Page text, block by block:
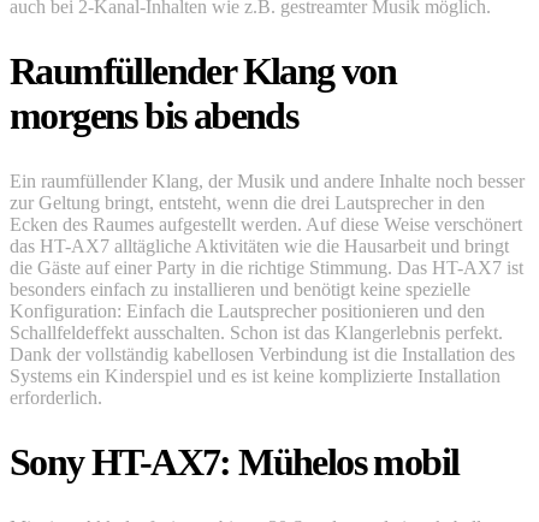
auch bei 2-Kanal-Inhalten wie z.B. gestreamter Musik möglich.
Raumfüllender Klang von
morgens bis abends
Ein raumfüllender Klang, der Musik und andere Inhalte noch besser
zur Geltung bringt, entsteht, wenn die drei Lautsprecher in den
Ecken des Raumes aufgestellt werden. Auf diese Weise verschönert
das HT-AX7 alltägliche Aktivitäten wie die Hausarbeit und bringt
die Gäste auf einer Party in die richtige Stimmung. Das HT-AX7 ist
besonders einfach zu installieren und benötigt keine spezielle
Konfiguration: Einfach die Lautsprecher positionieren und den
Schallfeldeffekt ausschalten. Schon ist das Klangerlebnis perfekt.
Dank der vollständig kabellosen Verbindung ist die Installation des
Systems ein Kinderspiel und es ist keine komplizierte Installation
erforderlich.
Sony HT-AX7: Mühelos mobil